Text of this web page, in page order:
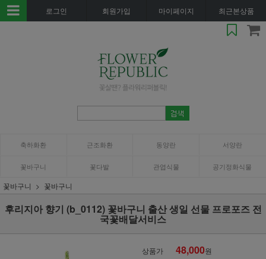
로그인 회원가입 마이페이지 최근본상품
축하화환 근조화환 동양란 서양란
꽃바구니 꽃다발 관엽식물 공기정화식물
꽃바구니 꽃바구니
후리지아 향기 (b_0112) 꽃바구니 출산 생일 선물 프로포즈 전
국꽃배달서비스
상품가 48,000원